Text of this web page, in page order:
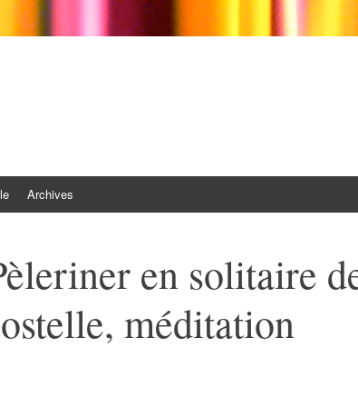
Archives
en solitaire
méditation